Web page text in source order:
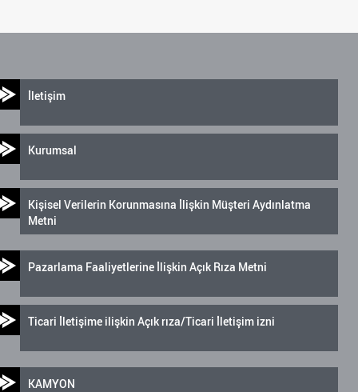
İletişim
Kurumsal
Kişisel Verilerin Korunmasına İlişkin Müşteri Aydınlatma
Metni
Pazarlama Faaliyetlerine İlişkin Açık Rıza Metni
Ticari İletişime ilişkin Açık rıza/Ticari İletişim izni
KAMYON